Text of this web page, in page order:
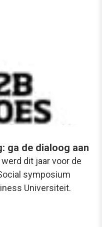
ga de dialoog aan
dit jaar voor de
symposium
Universiteit.